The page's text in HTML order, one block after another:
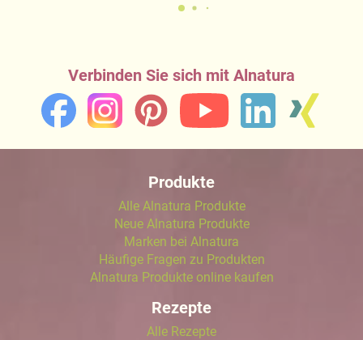
Verbinden Sie sich mit Alnatura
Produkte
Alle Alnatura Produkte
Neue Alnatura Produkte
Marken bei Alnatura
Häufige Fragen zu Produkten
Alnatura Produkte online kaufen
Rezepte
Alle Rezepte